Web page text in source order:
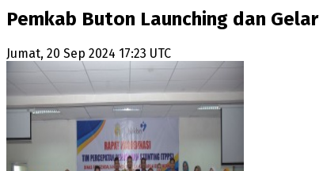
Pemkab Buton Launching dan
Jumat, 20 Sep 2024 17:23 UTC